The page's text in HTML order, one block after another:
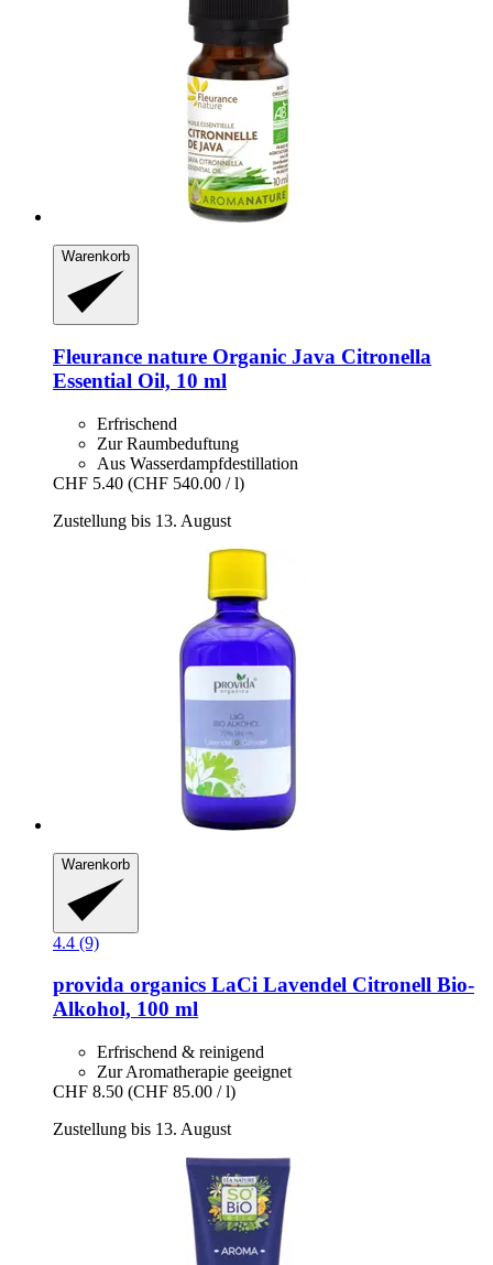
Warenkorb
Fleurance nature Organic Java Citronella
Essential Oil, 10 ml
Erfrischend
Zur Raumbeduftung
Aus Wasserdampfdestillation
CHF 5.40 (CHF 540.00 / l)
Zustellung bis 13. August
Warenkorb
4.4 (9)
provida organics LaCi Lavendel Citronell Bio-​
Alkohol, 100 ml
Erfrischend & reinigend
Zur Aromatherapie geeignet
CHF 8.50 (CHF 85.00 / l)
Zustellung bis 13. August